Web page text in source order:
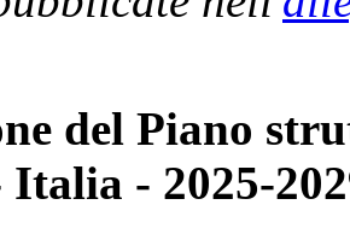
del Piano
- 2025-